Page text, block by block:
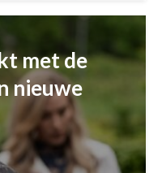
met de
nieuwe